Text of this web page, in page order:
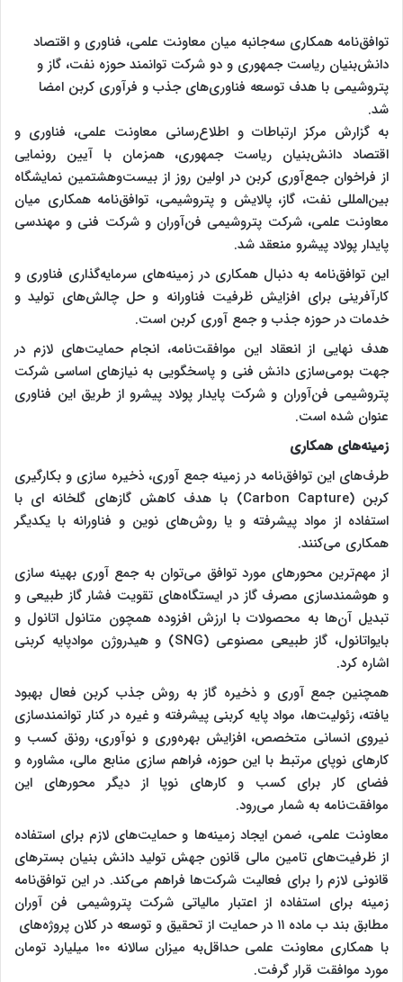
توافق‌نامه همکاری سه‌جانبه میان معاونت علمی، فناوری و اقتصاد
دانش‌بنیان ریاست جمهوری و دو شرکت توانمند حوزه نفت، گاز و
پتروشیمی با هدف توسعه فناوری‌های جذب و فرآوری کربن امضا
شد.
به گزارش مرکز ارتباطات و اطلاع‌رسانی معاونت علمی، فناوری و
اقتصاد دانش‌بنیان ریاست جمهوری، همزمان با آیین رونمایی
از فراخوان جمع‌آوری کربن در اولین روز از بیست‌وهشتمین نمایشگاه
بین‌المللی نفت، گاز، پالایش و پتروشیمی، توافق‌نامه همکاری میان
معاونت علمی، شرکت پتروشیمی فن‌آوران و شرکت فنی و مهندسی
پایدار پولاد پیشرو منعقد شد.
این توافق‌نامه به دنبال همکاری در زمینه‌های سرمایه‌گذاری فناوری و
کارآفرینی برای افزایش ظرفیت فناورانه و حل چالش‌های تولید و
خدمات در حوزه جذب و جمع آوری کربن است.
هدف نهایی از انعقاد این موافقت‌نامه، انجام حمایت‌های لازم در
جهت بومی‌سازی دانش فنی و پاسخگویی به نیازهای اساسی شرکت
پتروشیمی فن‌آوران و شرکت پایدار پولاد پیشرو از طریق این فناوری
عنوان شده است.
زمینه‌های همکاری
طرف‌های این توافق‌نامه در زمینه جمع آوری، ذخیره سازی و بکارگیری
کربن (Carbon Capture)
با هدف کاهش گازهای گلخانه ای با
استفاده از مواد پیشرفته و یا روش‌های نوین و فناورانه با یکدیگر
همکاری می‌کنند.
از مهم‌ترین محورهای مورد توافق می‌توان به جمع آوری بهینه سازی
و هوشمندسازی مصرف گاز در ایستگاه‌های تقویت فشار گاز طبیعی و
تبدیل آن‌ها به محصولات با ارزش افزوده همچون متانول اتانول و
بایواتانول، گاز طبیعی مصنوعی (SNG) و هیدروژن مواد
پایه کربنی
اشاره کرد.
همچنین جمع آوری و ذخیره گاز به روش جذب کربن فعال بهبود
یافته، زئولیت‌ها، مواد پایه کربنی پیشرفته و غیره در کنار توانمندسازی
نیروی انسانی متخصص،افزایش بهره‌وری و نوآوری،رونق کسب و
کارهای نوپای مرتبط با این حوزه، فراهم سازی منابع مالی، مشاوره و
فضای کار برای کسب و کارهای نوپا از دیگر محورهای این
موافقت‌نامه به شمار می‌رود.
معاونت علمی، ضمن ایجاد زمینه‌ها و حمایت‌های لازم برای استفاده
از ظرفیت‌های تامین مالی قانون جهش تولید دانش بنیان بسترهای
قانونی لازم را برای فعالیت شرکت‌ها فراهم می‌کند. در این توافق‌نامه
زمینه برای استفاده از اعتبار مالیاتی شرکت پتروشیمی فن آوران
مطابق بند ب ماده ۱۱ در حمایت از تحقیق و توسعه در کلان پروژه‌های
با همکاری معاونت علمی حداقل
به میزان سالانه ۱۰۰ میلیارد تومان
مورد موافقت قرار گرفت.